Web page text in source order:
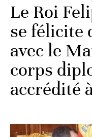
Le Roi
se félicite
avec le
corps
accrédité